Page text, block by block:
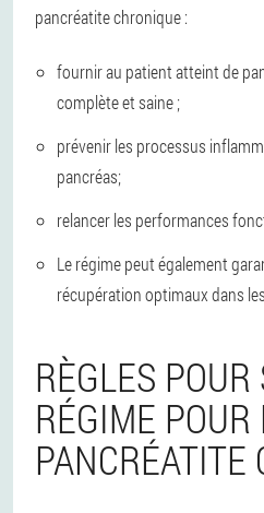
pancréatite chronique :
fournir au patient atteint de
complète et saine ;
prévenir les processus
pancréas;
relancer les performances
Le régime peut également
récupération optimaux dans
RÈGLES
RÉGIME POUR
PANCRÉATITE